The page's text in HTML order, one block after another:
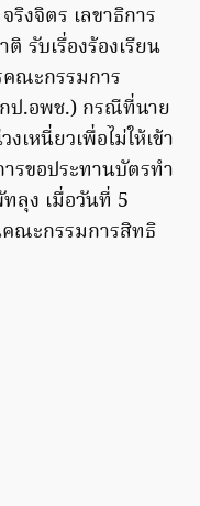
งจิตร เลขาธิการ
รับเรื่องร้องเรียน
คณะกรรมการ
ป.อพช.) กรณีที่นาย
เหนี่ยวเพื่อไม่ให้เข้า
รขอประทานบัตรทำ
ลุง เมื่อวันที่ 5
ณะกรรมการสิทธิ